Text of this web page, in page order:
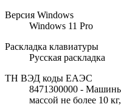
Версия Windows
Windows 11 Pro
Раскладка клавиатуры
Русская раскладка
ТН ВЭД коды ЕАЭС
8471300000 -
массой не более 10